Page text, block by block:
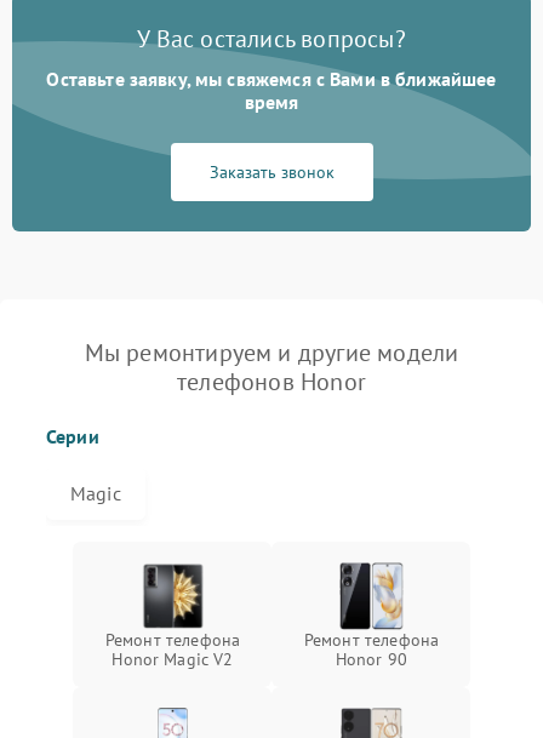
У Вас остались вопросы?
Оставьте заявку, мы свяжемся с Вами в ближайшее
время
Заказать звонок
Мы ремонтируем и другие модели
телефонов Honor
Серии
Magic
Ремонт телефона
Honor Magic V2
Ремонт телефона
Honor 90